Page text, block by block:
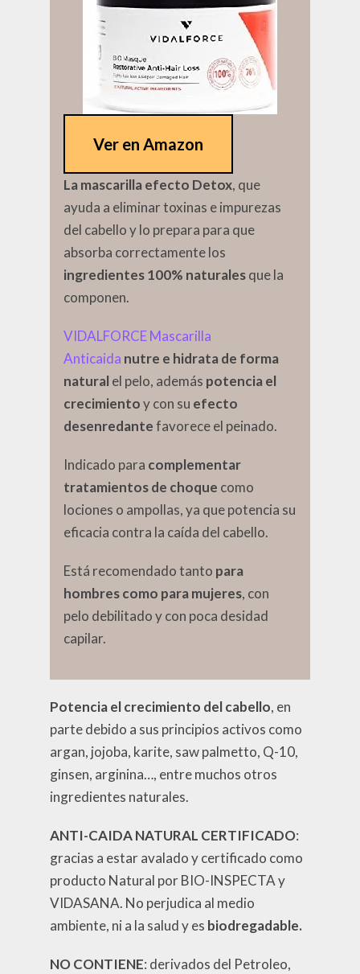
Ver en Amazon
La mascarilla efecto Detox, que
ayuda a eliminar toxinas e impurezas
del cabello y lo prepara para que
absorba correctamente los
ingredientes 100% naturalesque la
componen.
VIDALFORCE Mascarilla
Anticaida nutre e hidrata de forma
naturalel pelo, además potencia el
crecimientoy con su efecto
desenredantefavorece el peinado.
Indicado para complementar
tratamientos de choque como
lociones o ampollas, ya que potencia su
eficacia contra la caída del cabello.
Está recomendado tanto para
hombres como para mujeres, con
pelo debilitado y con poca desidad
capilar.
Potencia el crecimiento del cabello, en
parte debido a sus principios activos como
argan, jojoba, karite, saw palmetto, Q-10,
ginsen, arginina…, entre muchos otros
ingredientes naturales.
ANTI-CAIDA NATURAL CERTIFICADO:
gracias a estar avalado y certificado como
producto Natural por BIO-INSPECTA y
VIDASANA. No perjudica al medio
ambiente, ni a la salud y es biodregadable.
NO CONTIENE: derivados del Petroleo,